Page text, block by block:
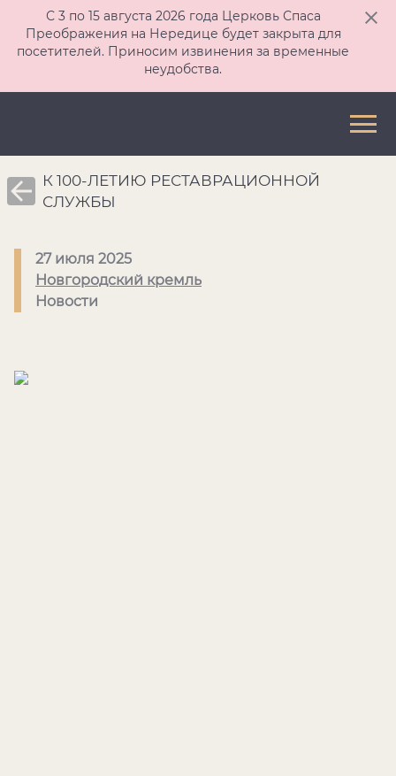
С 3 по 15 августа 2026 года Церковь Спаса
Преображения на Нередице будет закрыта для
посетителей. Приносим извинения за временные
неудобства.
К 100-ЛЕТИЮ РЕСТАВРАЦИОННОЙ
СЛУЖБЫ
27 июля 2025
Новгородский кремль
Новости